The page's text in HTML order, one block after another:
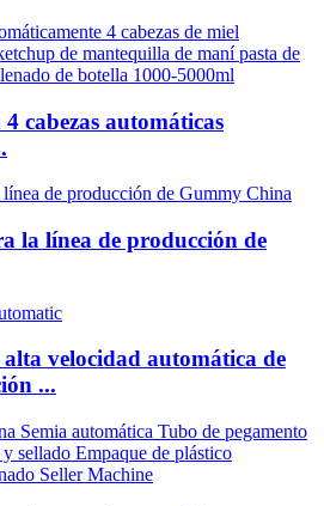
cabezas automáticas
la línea de producción de
velocidad automática de
...